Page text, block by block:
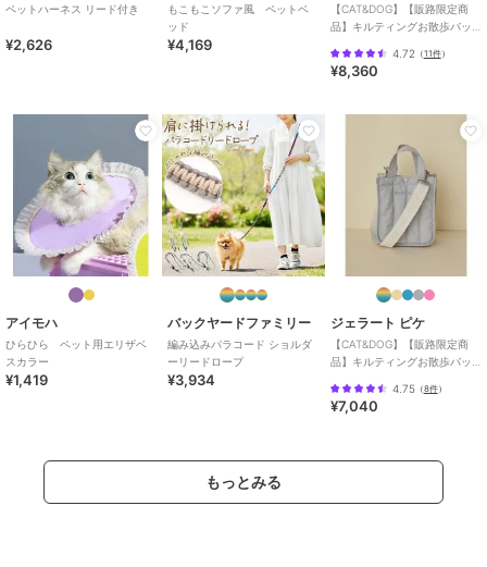
ペットハーネス リード付き
¥2,626
もこもこソファ風 ペットベ
ッド
¥4,169
【CAT&DOG】【販路限定商
品】キルティングお散歩バッ
4.72 （11件）
¥8,360
アイモハ
ひらひら ペット用エリザベ
スカラー
¥1,419
バックヤードファミリー
編み込みパラコード ショルダ
ーリードロープ
¥3,934
ジェラート ピケ
【CAT&DOG】【販路限定商
品】キルティングお散歩バッ
4.75（8件）
¥7,040
もっとみる